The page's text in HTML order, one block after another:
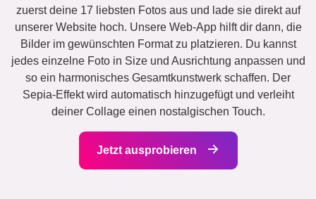
zuerst deine 17 liebsten Fotos aus und lade sie direkt auf
unserer Website hoch. Unsere Web-App hilft dir dann, die
Bilder im gewünschten Format zu platzieren. Du kannst
jedes einzelne Foto in Size und Ausrichtung anpassen und
so ein harmonisches Gesamtkunstwerk schaffen. Der
Sepia-Effekt wird automatisch hinzugefügt und verleiht
deiner Collage einen nostalgischen Touch.
Jetzt ausprobieren